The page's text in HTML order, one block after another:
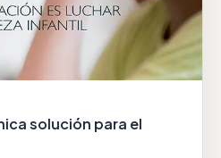
solución para el